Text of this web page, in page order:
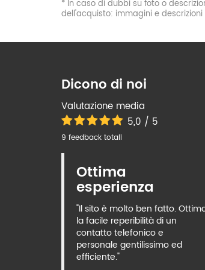
* In caso di dubbi su foto o
dell'acquisto: immagini e
Dicono di noi
Valutazione media
5,0 / 5
9 feedback totali
Ottima
esperienza
"Il sito è molto ben fatto.
la facile reperibilità di un
contatto telefonico e
personale gentilissimo ed
efficiente."